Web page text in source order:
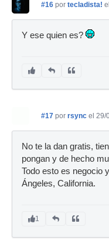
#16 por tecladista!
Y ese quien es?
#17 por rsync el 29/
No te la dan gratis,
pongan y de hecho
Todo esto es negocio
Ángeles, California.
1